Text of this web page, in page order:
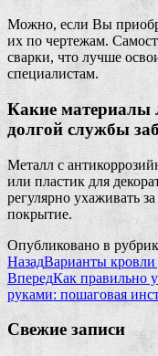
Можно, если Вы
их по чертежам.
сварки, что лучше
специалистам.
Какие материалы
долгой службы
Металл с
или пластик для
регулярно ухаживать
покрытие.
Опубликовано в
НазадВарианты кровли
ВпередКак правильно
руками: пошаговая
Свежие записи